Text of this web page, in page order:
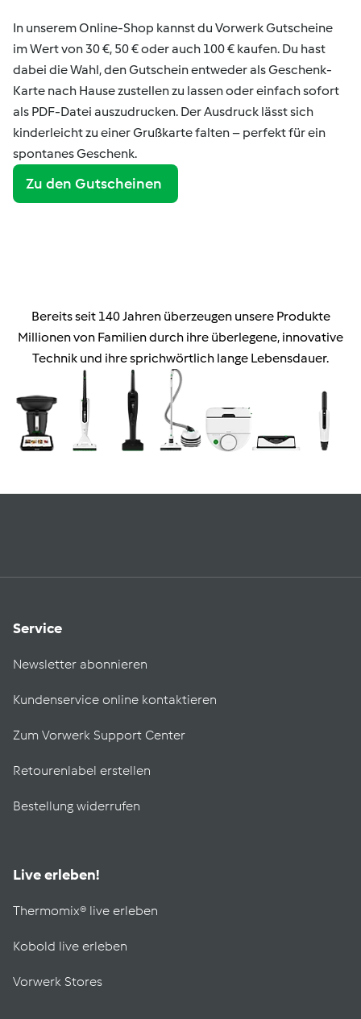
In unserem Online-Shop kannst du Vorwerk Gutscheine
im Wert von 30 €, 50 € oder auch 100 € kaufen. Du hast
dabei die Wahl, den Gutschein entweder als Geschenk-
Karte nach Hause zustellen zu lassen oder einfach sofort
als PDF-Datei auszudrucken. Der Ausdruck lässt sich
kinderleicht zu einer Grußkarte falten – perfekt für ein
spontanes Geschenk.
Zu den Gutscheinen
Bereits seit 140 Jahren überzeugen unsere Produkte
Millionen von Familien durch ihre überlegene, innovative
Technik und ihre sprichwörtlich lange Lebensdauer.
Service
Newsletter abonnieren
Kundenservice online kontaktieren
Zum Vorwerk Support Center
Retourenlabel erstellen
Bestellung widerrufen
Live erleben!
Thermomix® live erleben
Kobold live erleben
Vorwerk Stores